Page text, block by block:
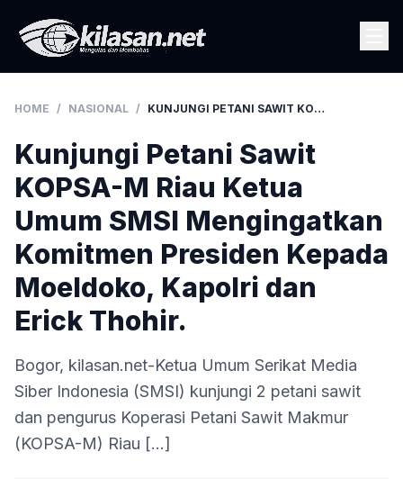
HOME / NASIONAL / KUNJUNGI PETANI SAWIT KOPSA-M RIAU KETUA UMUM SMSI MENGINGATKAN KOMITMEN PRESIDEN KEPADA MOELDOKO, KAPOLRI DAN ERICK THOHIR.
Kunjungi Petani Sawit
KOPSA-M Riau Ketua
Umum SMSI Mengingatkan
Komitmen Presiden Kepada
Moeldoko, Kapolri dan
Erick Thohir.
Bogor, kilasan.net-Ketua Umum Serikat Media
Siber Indonesia (SMSI) kunjungi 2 petani sawit
dan pengurus Koperasi Petani Sawit Makmur
(KOPSA-M) Riau […]